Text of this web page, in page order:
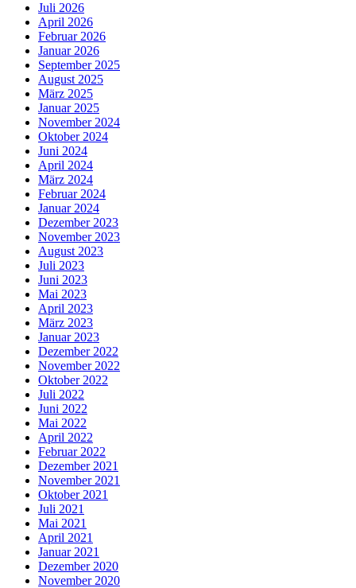
Juli 2026
April 2026
Februar 2026
Januar 2026
September 2025
August 2025
März 2025
Januar 2025
November 2024
Oktober 2024
Juni 2024
April 2024
März 2024
Februar 2024
Januar 2024
Dezember 2023
November 2023
August 2023
Juli 2023
Juni 2023
Mai 2023
April 2023
März 2023
Januar 2023
Dezember 2022
November 2022
Oktober 2022
Juli 2022
Juni 2022
Mai 2022
April 2022
Februar 2022
Dezember 2021
November 2021
Oktober 2021
Juli 2021
Mai 2021
April 2021
Januar 2021
Dezember 2020
November 2020